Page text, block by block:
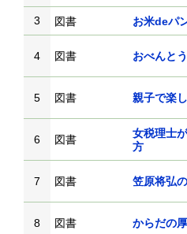
3 図書 お米deパ
4 図書 おべんと
5 図書 親子で楽
6 図書
女税理士
方
7 図書 笠原将弘
8 図書 からだの